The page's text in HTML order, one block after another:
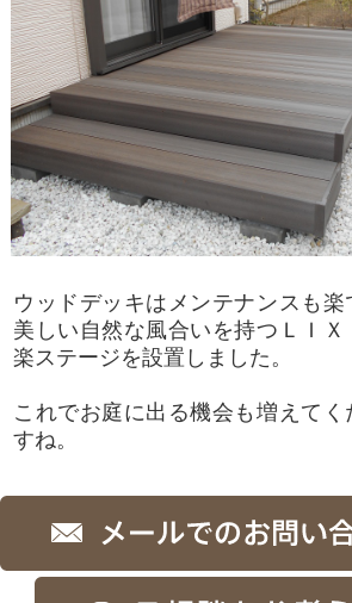
ウッドデッキはメンテナンスも楽
美しい自然な風合いを持つＬＩＸ
楽ステージを設置しました。
これでお庭に出る機会も増えて
すね。